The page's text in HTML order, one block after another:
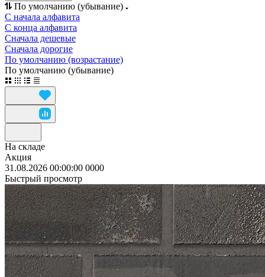
По умолчанию (убывание)
С начала алфавита
С конца алфавита
Сначала дешевые
Сначала дорогие
По умолчанию (возрастание)
По умолчанию (убывание)
На складе
Акция
31.08.2026 00:00:00 0000
Быстрый просмотр